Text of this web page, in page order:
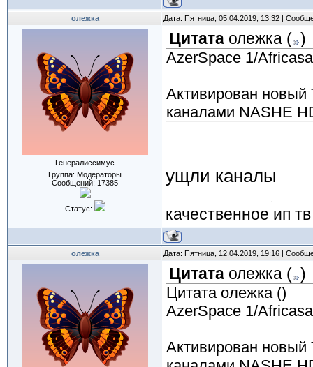
олежка Дата: Пятница, 05.04.2019, 13:32 |
Генералиссимус
Группа: Модераторы
Сообщений: 17385
Статус:
Цитата олежка ( )
AzerSpace 1/
Активирован
каналами NASHE
ущли каналы
качественное ип
олежка Дата: Пятница, 12.04.2019, 19:16 |
Цитата олежка ( )
Цитата олежка ()
AzerSpace 1/
Активирован